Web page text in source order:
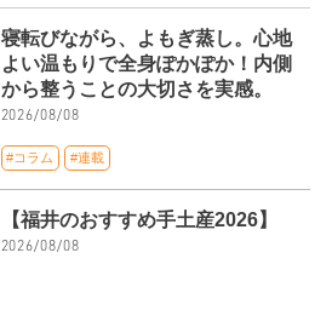
寝転びながら、よもぎ蒸し。心地
よい温もりで全身ぽかぽか！内側
から整うことの大切さを実感。
2026/08/08
#コラム #連載
【福井のおすすめ手土産2026】
2026/08/08